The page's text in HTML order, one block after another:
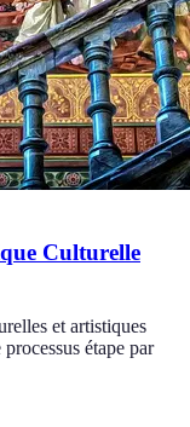
Culturelle
et artistiques
étape par